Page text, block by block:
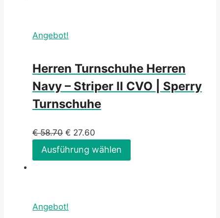
Angebot!
Herren Turnschuhe Herren
Navy – Striper II CVO | Sperry
Turnschuhe
€58.70 € 27.60
Ausführung wählen
Angebot!